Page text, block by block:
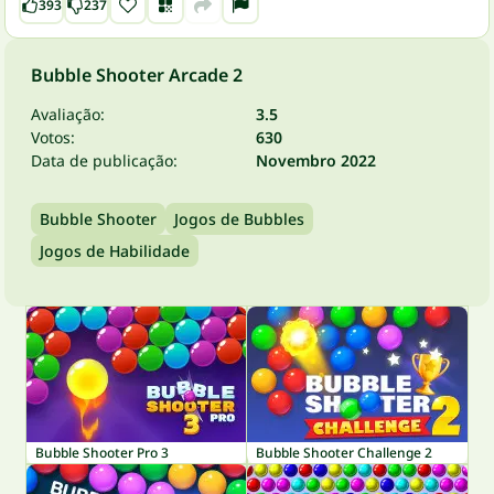
393 237
Bubble Shooter Arcade 2
Avaliação:
3.5
Votos:
630
Data de publicação:
Novembro 2022
Bubble Shooter
Jogos de Bubbles
Jogos de Habilidade
Bubble Shooter Pro 3 Bubble Shooter Challenge 2